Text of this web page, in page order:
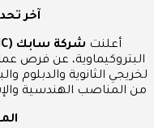
آخر
أعلنت شركة سابك (SABIC)
البتروكيماوية، عن فرص
لخريجي الثانوية والدبلوم
من المناصب الهندسية